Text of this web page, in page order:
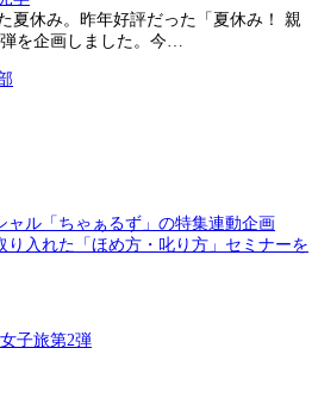
夏休み。昨年好評だった「夏休み！ 親
を企画しました。今…
ャル「ちゃぁるず」の特集連動企画
り入れた「ほめ方・叱り方」セミナーを
子旅第2弾